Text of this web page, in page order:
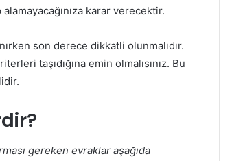
karar verecektir.
son derece dikkatli olunmalıdır.
taşıdığına emin olmalısınız. Bu
gereken evraklar aşağıda